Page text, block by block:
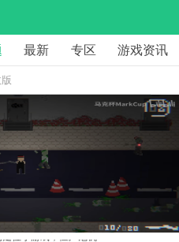
最新 专区 游戏资讯
位小游戏，僵尸危机